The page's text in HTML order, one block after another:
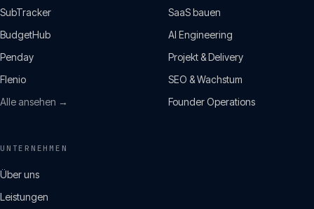
SubTracker
BudgetHub
Penday
Flenio
Alle ansehen →
SaaS bauen
AI Engineering
Projekt & Delivery
SEO & Wachstum
Founder Operations
UNTERNEHMEN
Über uns
Leistungen